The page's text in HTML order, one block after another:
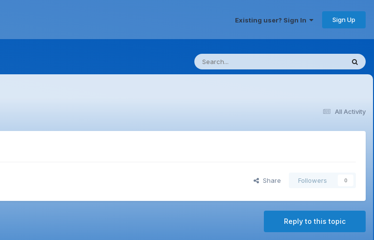
Existing user? Sign In Sign Up
All Activity
Share Followers 0
Reply to this topic